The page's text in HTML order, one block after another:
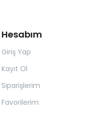
Hesabım
Giriş Yap
Kayıt Ol
Siparişlerim
Favorilerim